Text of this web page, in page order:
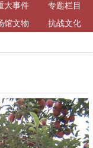
馆
大事件
专题栏目
馆文物 抗战文化